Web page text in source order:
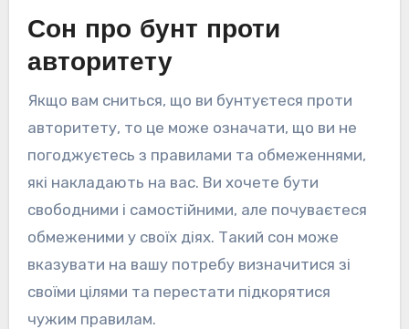
Сон про бунт проти
авторитету
Якщо вам сниться, що ви бунтуєтеся проти
авторитету, то це може означати, що ви не
погоджуєтесь з правилами та обмеженнями,
які накладають на вас. Ви хочете бути
свободними і самостійними, але почуваєтеся
обмеженими у своїх діях. Такий сон може
вказувати на вашу потребу визначитися зі
своїми цілями та перестати підкорятися
чужим правилам.